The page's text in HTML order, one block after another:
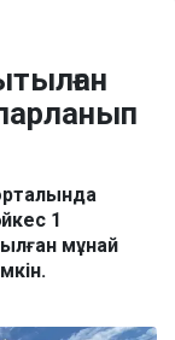
1
мұнай